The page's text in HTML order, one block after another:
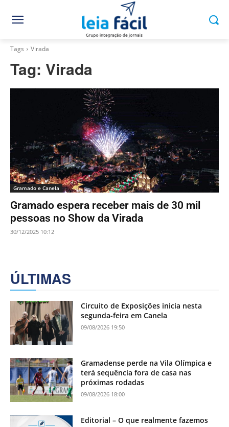
Tags Virada
Tag: Virada
Gramado e Canela
Gramado espera receber mais de 30 mil
pessoas no Show da Virada
30/12/2025 10:12
ÚLTIMAS
Circuito de Exposições inicia nesta
segunda-feira em Canela
09/08/2026 19:50
Gramadense perde na Vila Olímpica e
terá sequência fora de casa nas
próximas rodadas
09/08/2026 18:00
Editorial – O que realmente fazemos